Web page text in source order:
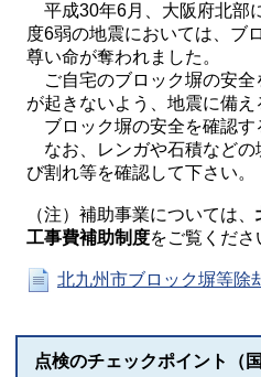
平成30年6月、大阪府北部
度6弱の地震においては、ブ
尊い命が奪われました。
ご自宅のブロック塀の安全
が起きないよう、地震に備え
ブロック塀の安全を確認す
なお、レンガや石積などの
び割れ等を確認して下さい。
（注）補助事業については、
工事費補助制度をご覧くださ
北九州市ブロック塀等除
点検のチェックポイント（